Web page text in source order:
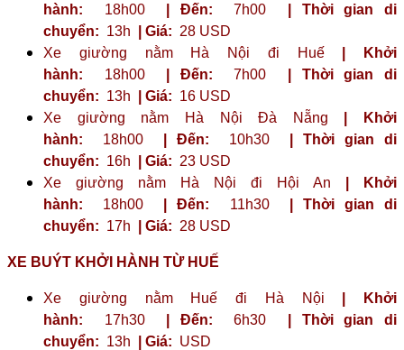
hành: 18h00 | Đến: 7h00
| Thời gian di
chuyển: 13h | Giá: 28 USD
Xe giường nằm Hà Nội đi Huế
| Khởi
hành: 18h00 | Đến: 7h00
| Thời gian di
chuyển: 13h | Giá: 16 USD
Xe giường nằm Hà Nội Đà Nẵng
| Khởi
hành: 18h00 | Đến: 10h30
| Thời gian di
chuyển: 16h | Giá: 23 ​​USD
Xe giường nằm Hà Nội đi Hội An
| Khởi
hành: 18h00 | Đến: 11h30
| Thời gian di
chuyển: 17h | Giá: 28 USD
XE BUÝT KHỞI HÀNH TỪ HUẾ
Xe giường nằm Huế đi Hà Nội
| Khởi
hành: 17h30 | Đến: 6h30
| Thời gian di
chuyển: 13h | Giá: USD